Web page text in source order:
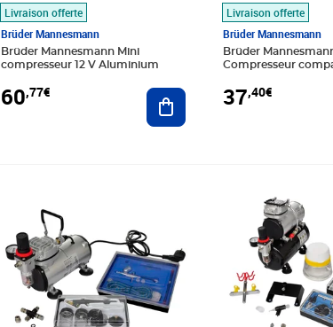
Livraison offerte
Brüder Mannesmann
Brüder Mannesmann Mini
compresseur 12 V Aluminium
60,77€ Ajouter au panier
Livraison offerte
Brüder Mannesmann
Brüder
Compresseur
37,40€